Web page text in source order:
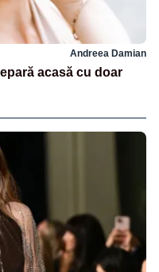
Andreea Damian
acasă cu doar